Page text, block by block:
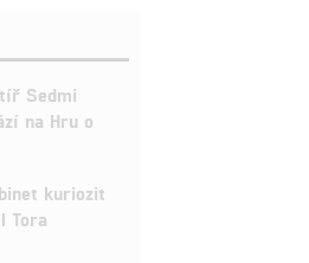
Sedmi
na Hru o
kuriozit
Tora